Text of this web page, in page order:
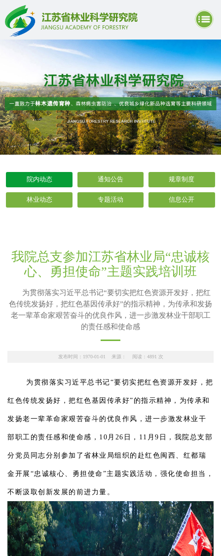
院内动态 通知公告 规章制度
林业动态 专题活动 信息公开
我院总支参加江苏省林业局“忠诚核
心、勇担使命”主题实践培训班
为贯彻落实习近平总书记“要切实把红色资源开发好，把红
色传统发扬好，把红色基因传承好”的指示精神，为传承和发扬
老一辈革命家艰苦奋斗的优良作风，进一步激发林业干部职工
的责任感和使命感
发布时间：1970-01-01 来源： 阅读： 4891 次
为贯彻落实习近平总书记“要切实把红色资源开发好，把
红色传统发扬好，把红色基因传承好”的指示精神， 为传承和
发扬老一辈革命家艰苦奋斗的优良作风，进一步激发林业干
部职工的责任感和使命感， 10月26日，11月9日，我院总支部
分党员同志分别参加了省林业局组织的赴红色闽西、红都瑞
金开展“忠诚核心、勇担使命”主题实践活动，强化使命担当，
不断汲取创新发展的前进力量。